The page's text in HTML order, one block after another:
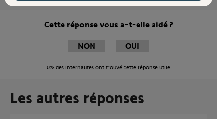
Cette réponse vous a-t-elle aidé ?
NON OUI
0% des internautes ont trouvé cette réponse utile
Les autres réponses